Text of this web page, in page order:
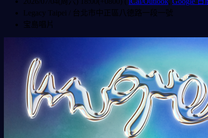
Legacy Taipei / 台北市中正區八德路一段一號
宝島唱片